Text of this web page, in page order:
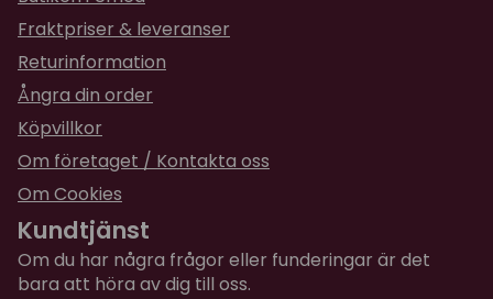
Fraktpriser & leveranser
Returinformation
Ångra din order
Köpvillkor
Om företaget / Kontakta oss
Om Cookies
Kundtjänst
Om du har några frågor eller funderingar är det
bara att höra av dig till oss.